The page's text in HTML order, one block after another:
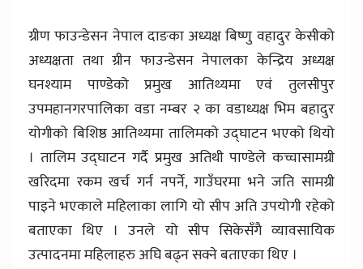
ग्रीण फाउन्डेसन नेपाल दाङका अध्यक्ष बिष्णु वहादुर केसीको
अध्यक्षता तथा ग्रीन फाउन्डेसन नेपालका केन्द्रिय अध्यक्ष
घनश्याम पाण्डेको प्रमुख आतिथ्यमा एवं तुलसीपुर
उपमहानगरपालिका वडा नम्बर २ का वडाध्यक्ष भिम बहादुर
योगीको बिशिष्ठ आतिथ्यमा तालिमको उद्घाटन भएको थियो
। तालिम उद्घाटन गर्दै प्रमुख अतिथी पाण्डेले कच्चासामग्री
खरिदमा रकम खर्च गर्न नपर्ने, गाउँघरमा भने जति सामग्री
पाइने भएकाले महिलाका लागि यो सीप अति उपयोगी रहेको
बताएका थिए । उनले यो सीप सिकेसँगै व्यावसायिक
उत्पादनमा महिलाहरु अघि बढ्न सक्ने बताएका थिए ।